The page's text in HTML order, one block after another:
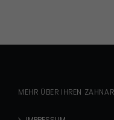
MEHR ÜBER IHREN